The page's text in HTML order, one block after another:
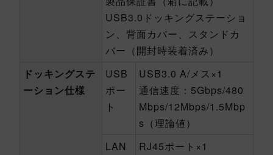
USB3.0ドッキングステーショ
ン、背面カバー、スタンドカ
バー（開封時装着済み）
ドッキングステ
ーション仕様
USB
ポー
ト
USB3.0 A/メス×1
通信速度：5Gbps/480
Mbps/12Mbps/1.5Mbp
s（理論値）
LAN
RJ45ポート×1